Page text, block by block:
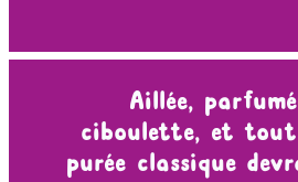
Aillée,
ciboulette, et tout
purée classique